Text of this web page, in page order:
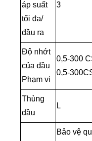
áp suất
tối đa/
đầu ra
3
Độ nhớt
của dầu
Phạm vi
0,5-300
0,5-
Thùng
dầu
L
Bảo vệ